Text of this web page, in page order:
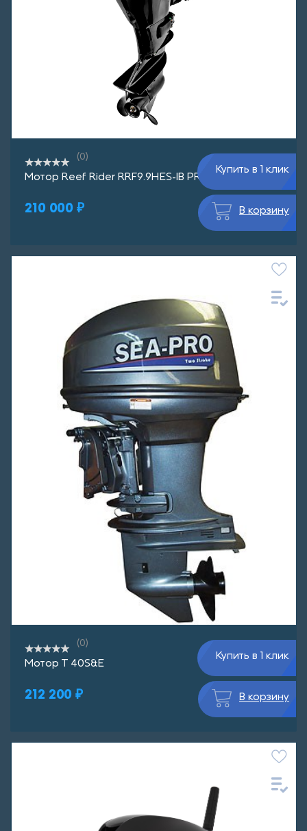
(0)
Мотор Reef Rider RRF9.9HES-IB PRO 362 сс
210 000 ₽
Купить в 1 клик
В корзину
(0)
Мотор Т 40S&E
212 200 ₽
Купить в 1 клик
В корзину